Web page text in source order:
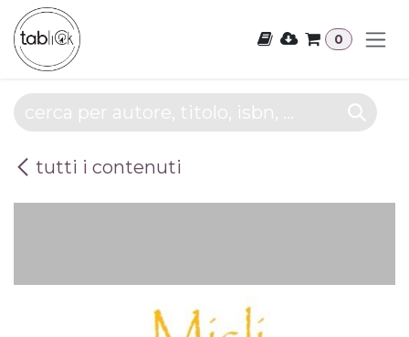
Passa al contenuto
0
tutti i contenuti